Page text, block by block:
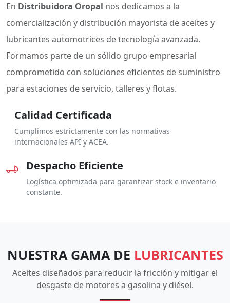
En Distribuidora Oropal nos dedicamos a la
comercialización y distribución mayorista de aceites y
lubricantes automotrices de tecnología avanzada.
Formamos parte de un sólido grupo empresarial
comprometido con soluciones eficientes de suministro
para estaciones de servicio, talleres y flotas.
Calidad Certificada
Cumplimos estrictamente con las normativas
internacionales API y ACEA.
Despacho Eficiente
Logística optimizada para garantizar stock e inventario
constante.
NUESTRA GAMA DE LUBRICANTES
Aceites diseñados para reducir la fricción y mitigar el
desgaste de motores a gasolina y diésel.